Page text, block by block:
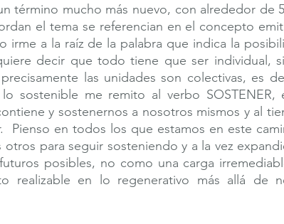
término mucho más nuevo, con alrededor de
el tema se referencian en el concepto
irme a la raíz de la palabra que indica la
decir que todo tiene que ser individual,
las unidades son colectivas, es
sostenible me remito al verbo SOSTENER,
y sostenernos a nosotros mismos y al
Pienso en todos los que estamos en este
para seguir sosteniendo y a la vez
posibles, no como una carga
realizable en lo regenerativo más allá de